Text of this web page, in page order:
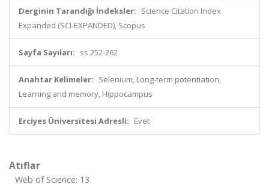
Derginin Tarandığı İndeksler: Science Citation Index
Expanded (SCI-EXPANDED), Scopus
Sayfa Sayıları: ss.252-262
Anahtar Kelimeler: Selenium, Long-term potentiation,
Learning and memory, Hippocampus
Erciyes Üniversitesi Adresli: Evet
Atıflar
Web of Science: 13